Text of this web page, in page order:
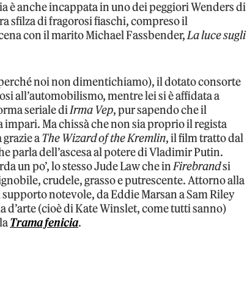
è anche incappata in uno dei peggiori Wenders di
sfilza di fragorosi fiaschi, compreso il
con il marito Michael Fassbender,La luce sugli
noi non dimentichiamo), il dotato consorte
all’automobilismo, mentre lei si è affidata a
seriale diIrma Vep, pur sapendo che il
Ma chissà che non sia proprio il regista
aThe Wizard of the Kremlin, il film tratto dal
parla dell’ascesa al potere di Vladimir Putin.
un po’, lo stesso Jude Law che inFirebrandsi
crudele, grasso e putrescente. Attorno alla
notevole, da Eddie Marsan a Sam Riley
d’arte (cioè di Kate Winslet, come tutti sanno)
Trama fenicia.